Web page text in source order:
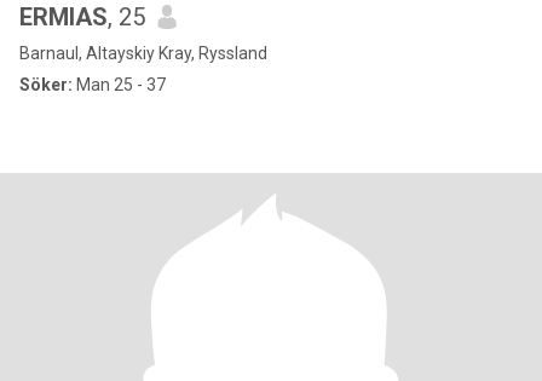
ERMIAS, 25
Barnaul, Altayskiy Kray, Ryssland
Söker: Man 25 - 37